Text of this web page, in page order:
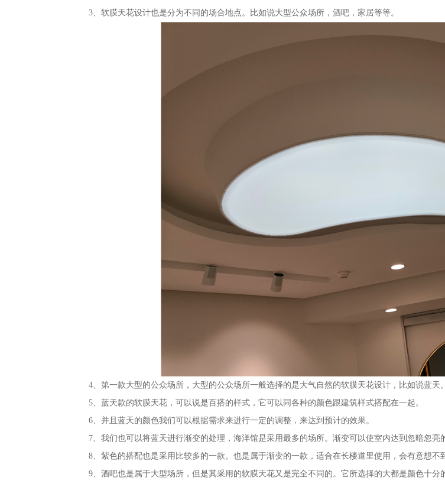
3、软膜天花设计也是分为不同的场合地点。比如说大型公众场所，酒吧，家居等等。
4、第一款大型的公众场所，大型的公众场所一般选择的是大气自然的软膜天花设计，比如说蓝天。
5、蓝天款的软膜天花，可以说是百搭的样式，它可以同各种的颜色跟建筑样式搭配在一起。
6、并且蓝天的颜色我们可以根据需求来进行一定的调整，来达到预计的效果。
7、我们也可以将蓝天进行渐变的处理，海洋馆是采用最多的场所。渐变可以使室内达到忽暗忽亮
8、紫色的搭配也是采用比较多的一款。也是属于渐变的一款，适合在长楼道里使用，会有意想不
9、酒吧也是属于大型场所，但是其采用的软膜天花又是完全不同的。它所选择的大都是颜色十分